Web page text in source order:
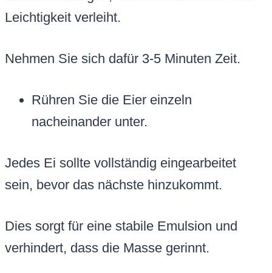
Leichtigkeit verleiht.
Nehmen Sie sich dafür 3-5 Minuten Zeit.
Rühren Sie die Eier einzeln
nacheinander unter.
Jedes Ei sollte vollständig eingearbeitet
sein, bevor das nächste hinzukommt.
Dies sorgt für eine stabile Emulsion und
verhindert, dass die Masse gerinnt.